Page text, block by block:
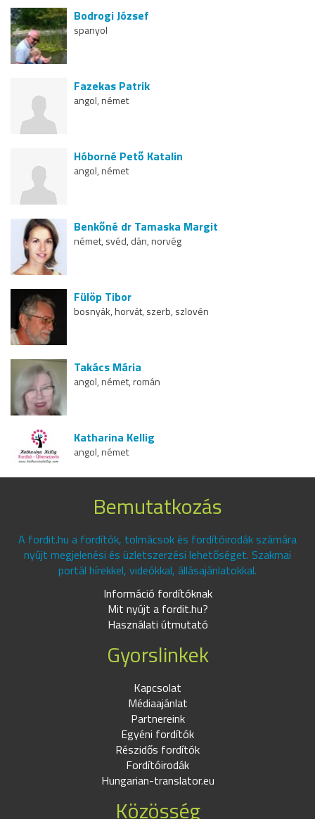
Bodrogi József
spanyol
Fazekas Patrik
angol, német
Hóborné Pető Katalin
angol, német
Benkőné dr Tamaska Margit
német, svéd, dán, norvég
Fülöp Tibor
bosnyák, horvát, szerb, szlovén
Takács Mária
angol, német, román
Katharina Kellig
angol, német
Bemutatkozás
A fordit.hu a fordítók, tolmácsok és fordítóirodák számára
nyújt megjelenési és üzletszerzési lehetőséget. Szakmai
portál hírekkel, videókkal, állásajánlatokkal.
Információ fordítóknak
Mit nyújt a fordit.hu?
Használati útmutató
Gyorslinkek
Kapcsolat
Médiaajánlat
Partnereink
Egyéni fordítók
Részidős fordítók
Fordítóirodák
Hungarian-translator.eu
Közösség